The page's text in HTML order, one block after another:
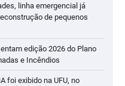
linha emergencial já
de pequenos
edição 2026 do Plano
e Incêndios
foi exibido na UFU, no